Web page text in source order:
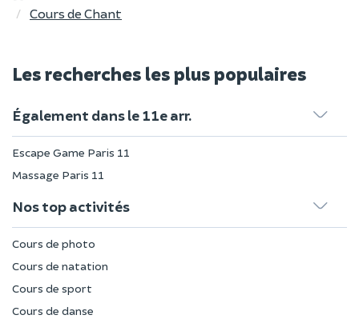
Cours de Chant
Les recherches les plus populaires
Également dans le 11e arr.
Escape Game Paris 11
Massage Paris 11
Nos top activités
Cours de photo
Cours de natation
Cours de sport
Cours de danse